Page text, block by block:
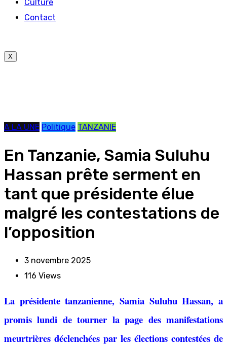
Culture
Contact
X
A LA UNE Politique TANZANIE
En Tanzanie, Samia Suluhu
Hassan prête serment en
tant que présidente élue
malgré les contestations de
l’opposition
3 novembre 2025
116 Views
La présidente tanzanienne, Samia Suluhu Hassan, a
promis lundi de tourner la page des manifestations
meurtrières déclenchées par les élections contestées de